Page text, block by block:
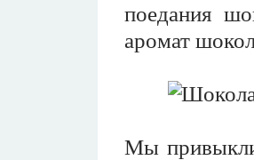
поедания
аромат
Мы привыкли